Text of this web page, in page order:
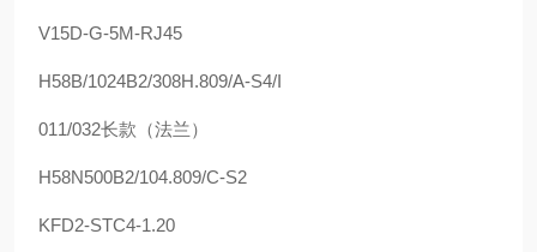
V15D-G-5M-RJ45
H58B/1024B2/308H.809/A-S4/I
011/032长款（法兰）
H58N500B2/104.809/C-S2
KFD2-STC4-1.20